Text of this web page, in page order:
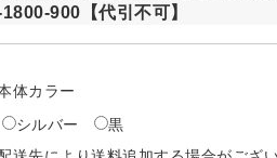
900【代引不可】
体カラー
シルバー
黒